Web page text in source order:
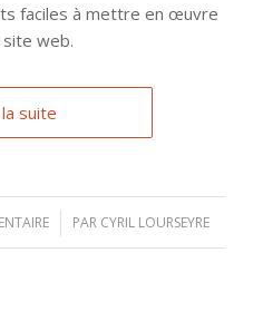
faciles à mettre en œuvre
web.
suite
PAR CYRIL LOURSEYRE